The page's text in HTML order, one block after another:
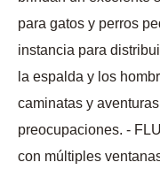
para gatos y perros
instancia para
la espalda y los
caminatas y
preocupaciones. -
con múltiples